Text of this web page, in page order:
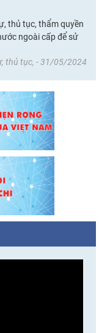
thủ tục, thẩm quyền
ngoài cấp để sử
thủ tục, - 31/05/2024